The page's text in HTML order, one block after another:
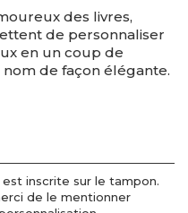
des livres,
de personnaliser
en un coup de
de façon élégante.
inscrite sur le tampon.
de le mentionner